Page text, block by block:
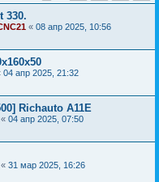
330.
« 08 апр 2025, 10:56
04 апр 2025, 21:32
Richauto A11E
« 04 апр 2025, 07:50
« 31 мар 2025, 16:26